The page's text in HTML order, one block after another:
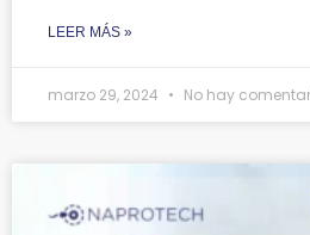
LEER MÁS »
marzo 29, 2024 No hay